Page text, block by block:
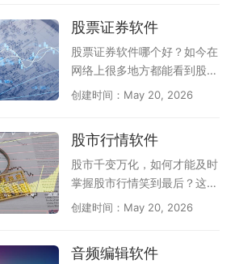
器。这些专为电脑端设计的浏
览器将AI深度融入每个操作，
能理解您的指令并自主完成任
如果你还没有使用，赶快在此
有值得信赖的新型AI翻译助
手，它们是豆包、夸克、文小
言、腾讯元宝，内部都自带了
学习还是阅读外文文献，这里
翻译软件，提升效率。
装大师、小鱼一键重装系统工
具等多款实用工具，软件纯净
度高、适配性强，支持全自动
智能装机、驱动适配、系统还
原等功能，适配家用、办公各
甄选靠谱的电脑重装系统工
具。
股票证券软件
股票证券软件哪个好？如今在
网络上很多地方都能看到股票
证券的话题，的确近几年股市
的形势也在不断波动，随时掌
握当前动向就非常重要了，但
对于种类繁多的股票证券软件
该如何选择呢？天极下载股票
供股票证券软件下载大全、股
创建时间：May 20, 2026
股市行情软件
股市千变万化，如何才能及时
掌握股市行情笑到最后？这时
候你需要一款非常好用的股票
市行情软件专题提供的股市行
创建时间：May 20, 2026
音频编辑软件